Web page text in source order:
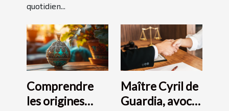
quotidien...
Comprendre
les origines
Maître Cyril de
Guardia, avocat